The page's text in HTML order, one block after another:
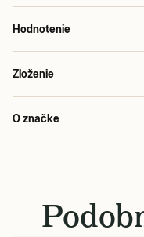
Hodnotenie
Zloženie
O značke